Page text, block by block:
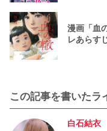
漫画「血
レあらす
この記事を書いたラ
白石結衣